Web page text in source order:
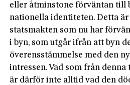
eller åtminstone förväntan till
nationella identiteten. Detta
statsmakten som nu har
i byn, som utgår ifrån att byn
överensstämmelse med den
intressen. Vad som från
är därför inte alltid vad den